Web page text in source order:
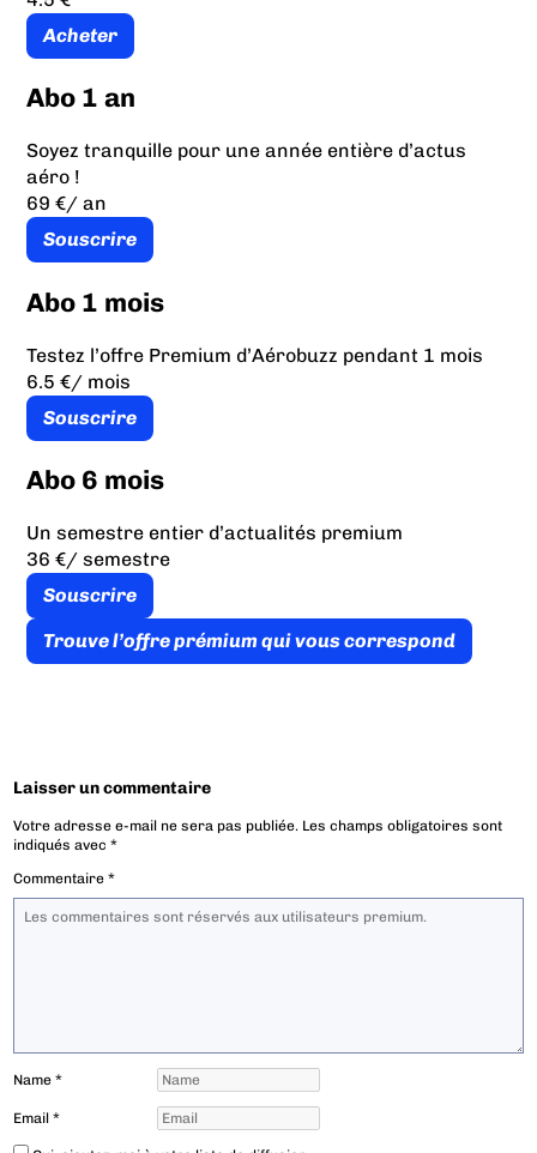
Acheter
Abo 1 an
Soyez tranquille pour une année entière d’actus
aéro !
69 €/ an
Souscrire
Abo 1 mois
Testez l’offre Premium d’Aérobuzz pendant 1 mois
6.5 €/ mois
Souscrire
Abo 6 mois
Un semestre entier d’actualités premium
36 €/ semestre
Souscrire
Trouve l’offre prémium qui vous correspond
Laisser un commentaire
Votre adresse e-mail ne sera pas publiée. Les champs obligatoires sont
indiqués avec*
Commentaire*
Name*
Email*